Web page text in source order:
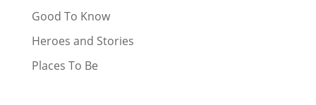
Good To Know
Heroes and Stories
Places To Be